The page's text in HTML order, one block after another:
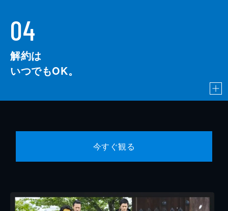
04
解約は
いつでもOK。
今すぐ観る